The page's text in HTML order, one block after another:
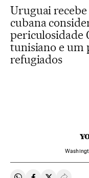
Uruguai recebe
cubana
periculosidade
tunisiano e um
refugiados